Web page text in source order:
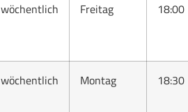
wöchentlich Freitag 18:00
wöchentlich Montag 18:30